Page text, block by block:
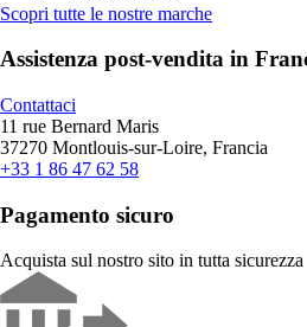
Scopri tutte le nostre marche
Assistenza post-vendita in
Contattaci
11 rue Bernard Maris
37270 Montlouis-sur-Loire, Francia
+33 1 86 47 62 58
Pagamento sicuro
Acquista sul nostro sito in tutta sicurezza